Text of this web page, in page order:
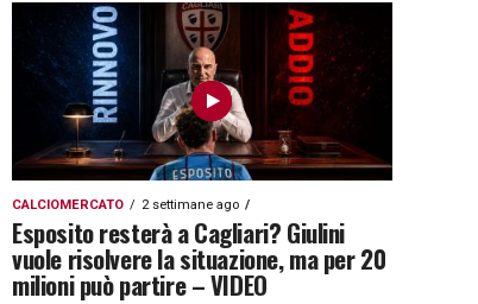
CALCIOMERCATO 2 settimane ago
Esposito resterà a Cagliari? Giulini
vuole risolvere la situazione, ma per 20
milioni può partire – VIDEO